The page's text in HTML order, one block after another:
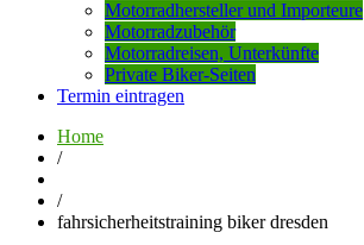
Motorradhersteller und Importeure
Motorradzubehör
Motorradreisen, Unterkünfte
Private Biker-Seiten
Termin eintragen
Home
/
/
fahrsicherheitstraining biker dresden